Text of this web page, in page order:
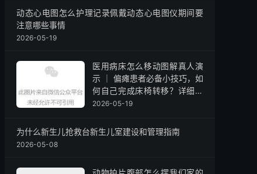
动态心电图怎么护理记录佩戴动态心电图仪期间要
注意哪些事情
2026-05-19
医用病床怎么移动图解真人演
示 ｜ 偏瘫患者必备小技巧，如
何自己完成床椅转移？详细动
作演示！
2026-05-19
为什么新生儿抢救台新生儿室建设和管理指南
2026-05-08